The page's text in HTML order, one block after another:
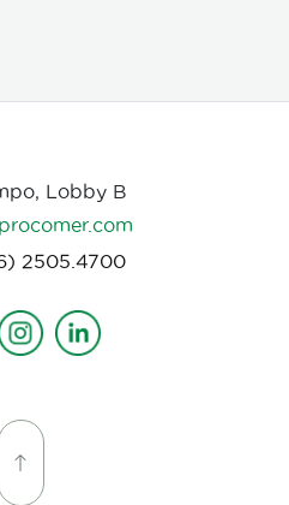
Lobby B
2505.4700